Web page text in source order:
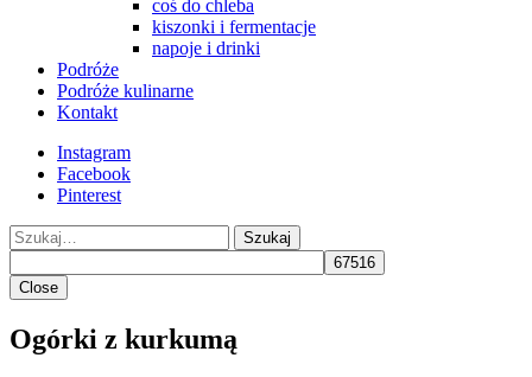
coś do chleba
kiszonki i fermentacje
napoje i drinki
Podróże
Podróże kulinarne
Kontakt
Instagram
Facebook
Pinterest
Szukaj
Close
Ogórki z kurkumą